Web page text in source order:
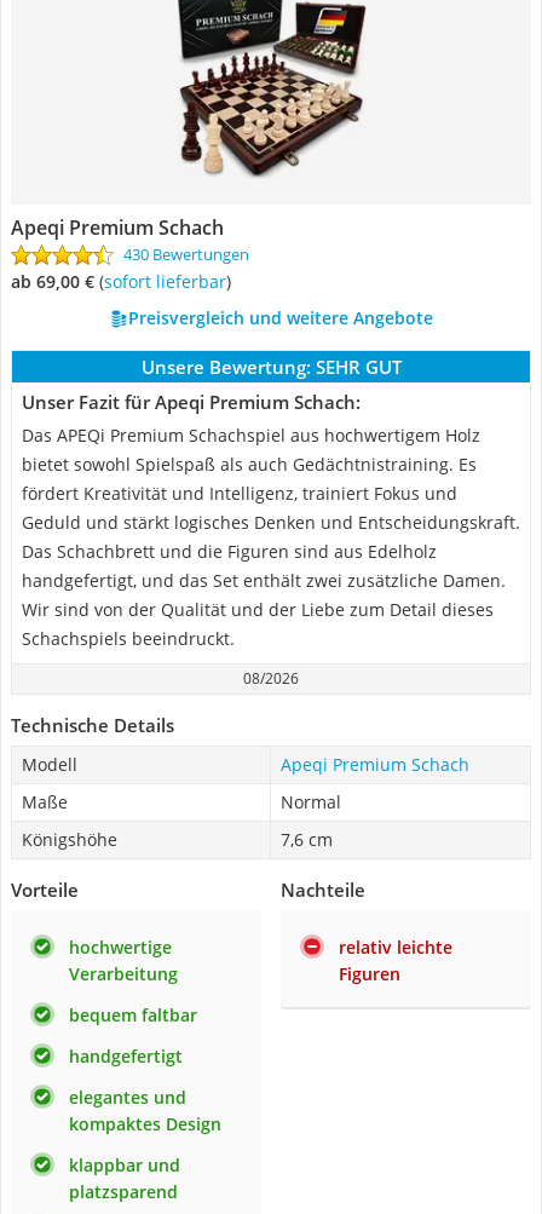
Apeqi Premium Schach
430 Bewertungen
ab 69,00 € ( Sofort lieferbar)
Preisvergleich und weitere Angebote
Unsere Bewertung: SEHR GUT
Unser Fazit für Apeqi Premium Schach:
Das APEQi Premium Schachspiel aus hochwertigem Holz
bietet sowohl Spielspaß als auch Gedächtnistraining. Es
fördert Kreativität und Intelligenz, trainiert Fokus und
Geduld und stärkt logisches Denken und Entscheidungskraft.
Das Schachbrett und die Figuren sind aus Edelholz
handgefertigt, und das Set enthält zwei zusätzliche Damen.
Wir sind von der Qualität und der Liebe zum Detail dieses
Schachspiels beeindruckt.
08/2026
Technische Details
Modell
Apeqi Premium Schach
Maße
Normal
Königshöhe
7,6 cm
Vorteile
hochwertige
Verarbeitung
bequem faltbar
handgefertigt
elegantes und
kompaktes Design
klappbar und
platzsparend
Nachteile
relativ leichte
Figuren